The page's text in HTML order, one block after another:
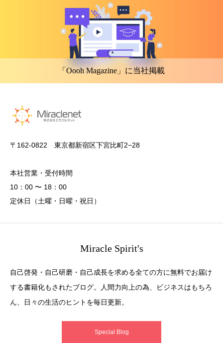
「Oooh Magazine」に当社掲載
〒162-0822 東京都新宿区下宮比町2−28
本社営業・受付時間
10：00 〜 18：00
定休日（土曜・日曜・祝日）
Miracle Spirit's
自己啓発・自己研磨・自己成長を求める全ての方に無料でお届け
する書籍化もされたブログ。人間力向上の為、ビジネスはもちろ
ん、日々の生活のヒントを毎日更新。
Special Blog